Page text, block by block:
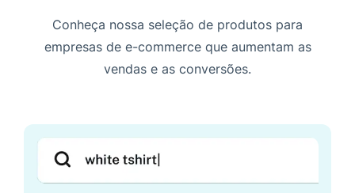
Conheça nossa seleção de produtos para
empresas de e-commerce que aumentam as
vendas e as conversões.